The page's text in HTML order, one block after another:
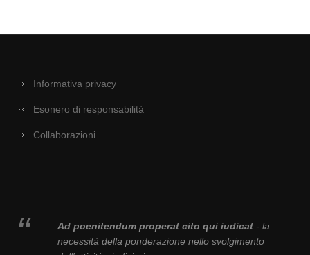
Informativa privacy
Esonero di responsabilità
Collaborazioni
Ad poenitendum properat cito qui iudicat- la
necessità della ponderazione nello svolgimento